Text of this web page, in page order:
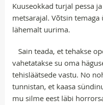
Kuuseokkad turjal pessa
metsarajal. Võtsin
lähemalt uurima.
Sain teada, et tehakse
vahetatakse su oma
tehisläätsede vastu. No
tunnistan, et kaasa
mu silme eest läbi